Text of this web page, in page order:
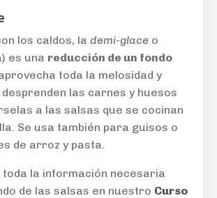
los caldos, la demi-glace o
es una reducción de un fondo
toda la melosidad y
las carnes y huesos
a las salsas que se cocinan
Se usa también para guisos o
de arroz y pasta.
toda la información necesaria
de las salsas en nuestro Curso